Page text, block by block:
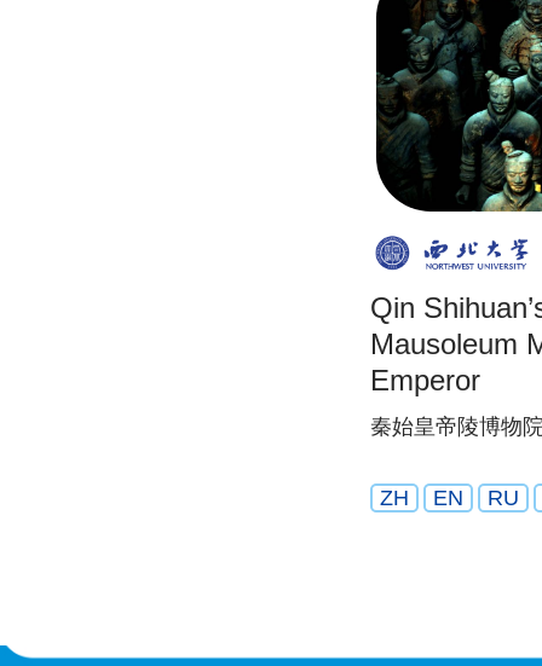
Qin
Mausoleum
Emperor
秦始皇帝陵博物
ZH EN RU